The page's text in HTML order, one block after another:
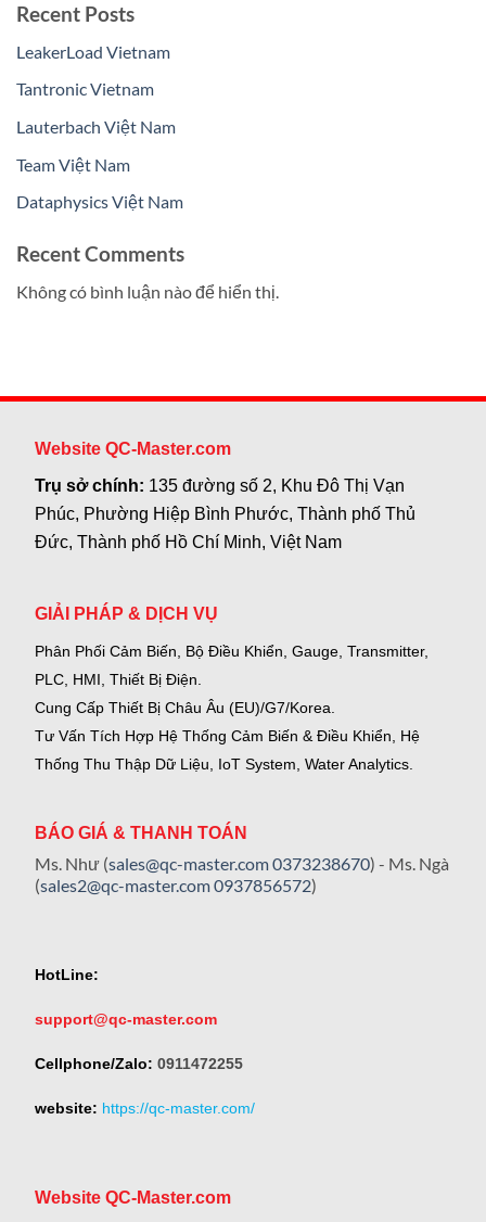
Recent Posts
LeakerLoad Vietnam
Tantronic Vietnam
Lauterbach Việt Nam
Team Việt Nam
Dataphysics Việt Nam
Recent Comments
Không có bình luận nào để hiển thị.
Website QC-Master.com
Trụ sở chính: 135 đường số 2, Khu Đô Thị Vạn
Phúc, Phường Hiệp Bình Phước, Thành phố Thủ
Đức, Thành phố Hồ Chí Minh, Việt Nam
GIẢI PHÁP & DỊCH VỤ
Phân Phối Cảm Biến, Bộ Điều Khiển, Gauge, Transmitter,
PLC, HMI, Thiết Bị Điện.
Cung Cấp Thiết Bị Châu Âu (EU)/G7/Korea.
Tư Vấn Tích Hợp Hệ Thống Cảm Biến & Điều Khiển, Hệ
Thống Thu Thập Dữ Liệu, IoT System, Water Analytics.
BÁO GIÁ & THANH TOÁN
Ms. Như (sales@qc-master.com0373238670) - Ms. Ngà
(sales2@qc-master.com0937856572)
HotLine:
support@qc-master.com
Cellphone/Zalo: 0911472255
website: https://qc-master.com/
Website QC-Master.com